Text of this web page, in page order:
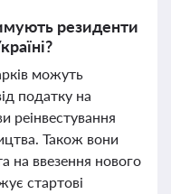
резиденти
можуть
податку на
реінвестування
Також вони
на ввезення нового
стартові